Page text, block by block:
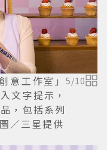
意工作室」
文字提示，
，包括系列
／三星提供
5/10